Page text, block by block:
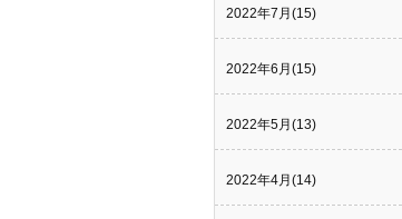
2022年7月(15)
2022年6月(15)
2022年5月(13)
2022年4月(14)